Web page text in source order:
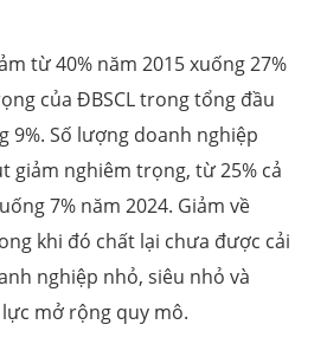
từ 40% năm 2015 xuống 27%
của ĐBSCL trong tổng đầu
9%. Số lượng doanh nghiệp
giảm nghiêm trọng, từ 25% cả
7% năm 2024. Giảm về
khi đó chất lại chưa được cải
nghiệp nhỏ, siêu nhỏ và
mở rộng quy mô.